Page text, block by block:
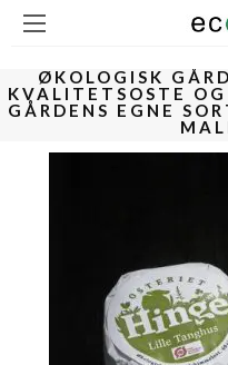
ØKOLOGISK
KVALITETSOSTE
GÅRDENS EGNE